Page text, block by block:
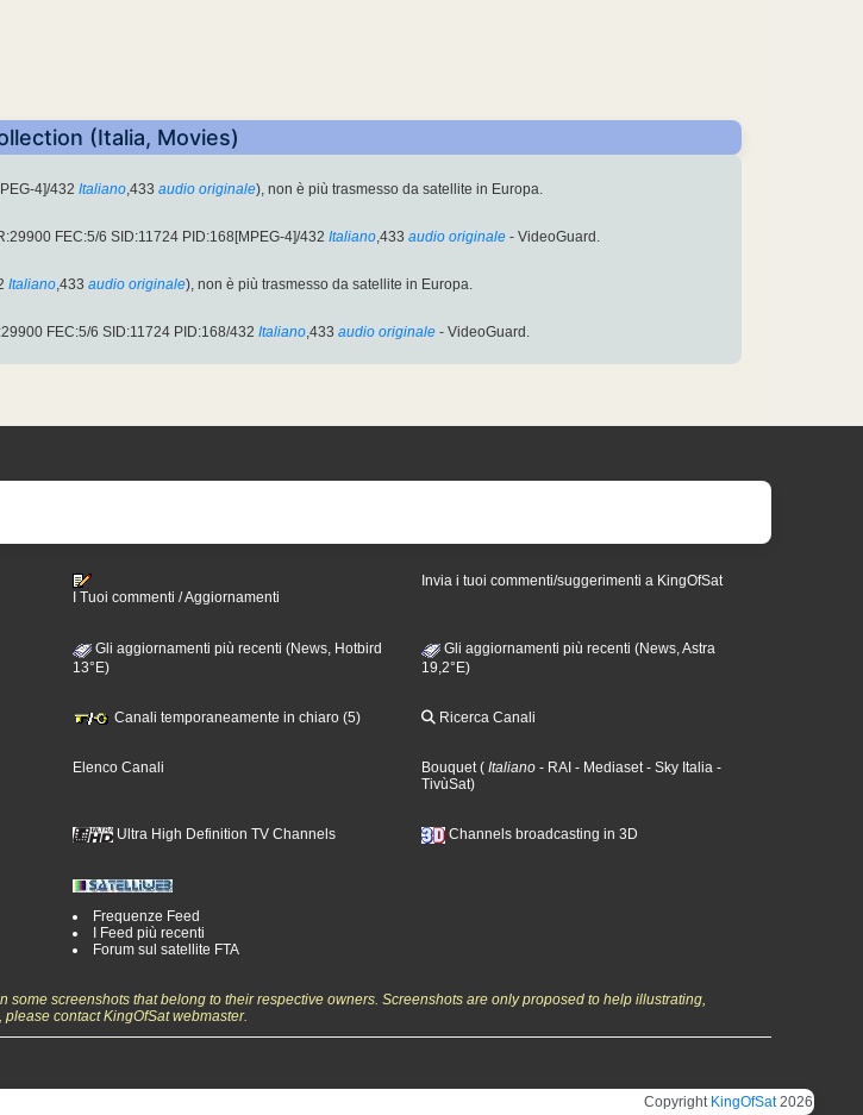
(Italia, Movies)
4]/432 Italiano,433 audio originale), non è più trasmesso da satellite in Europa.
FEC:5/6 SID:11724 PID:168[MPEG-4]/432 Italiano,433 audio originale - VideoGuard.
Italiano,433 audio originale), non è più trasmesso da satellite in Europa.
FEC:5/6 SID:11724 PID:168/432 Italiano,433 audio originale - VideoGuard.
I Tuoi commenti / Aggiornamenti
Invia i tuoi commenti/suggerimenti a KingOfSat
Gli aggiornamenti più recenti (News, Hotbird
13°E)
Gli aggiornamenti più recenti (News, Astra
19,2°E)
Canali temporaneamente in chiaro (5) Ricerca Canali
Elenco Canali Bouquet( Italiano - RAI - Mediaset- Sky Italia -
TivùSat)
Ultra High Definition TV Channels Channels broadcasting in 3D
Frequenze Feed
I Feed più recenti
Forum sul satellite FTA
screenshots that belong to their respective owners. Screenshots are only proposed to help illustrating,
contact KingOfSat webmaster.
Copyright KingOfSat2026